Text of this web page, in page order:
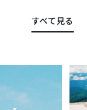
すべて見る